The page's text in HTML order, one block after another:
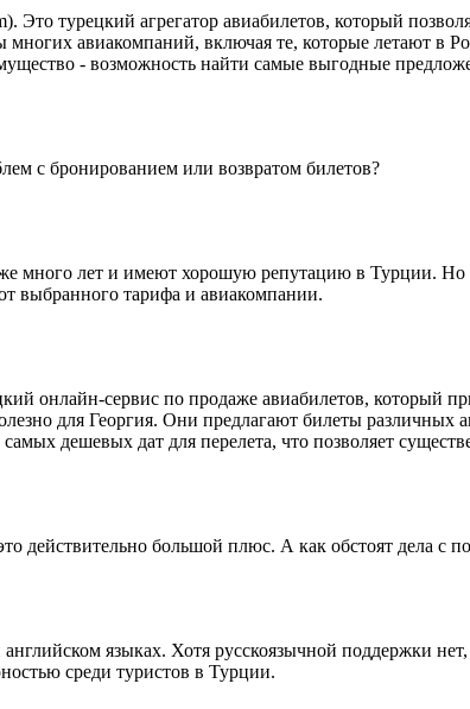
турецкий агрегатор авиабилетов, который
авиакомпаний, включая те, которые летают в
- возможность найти самые выгодные
с бронированием или возвратом билетов?
много лет и имеют хорошую репутацию в Турции. Но
выбранного тарифа и авиакомпании.
онлайн-сервис по продаже авиабилетов, который
для Георгия. Они предлагают билеты различных
дешевых дат для перелета, что позволяет
большой плюс. А как обстоят дела с
языках. Хотя русскоязычной поддержки
среди туристов в Турции.